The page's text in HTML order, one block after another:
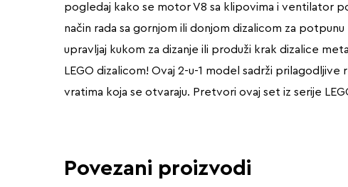
pogledaj kako se motor V8 sa klipovima i ventilator
način rada sa gornjom ili donjom dizalicom za
upravljaj kukom za dizanje ili produži krak dizalice
LEGO dizalicom! Ovaj 2-u-1 model sadrži
vratima koja se otvaraju. Pretvori ovaj set iz serije
Povezani proizvodi